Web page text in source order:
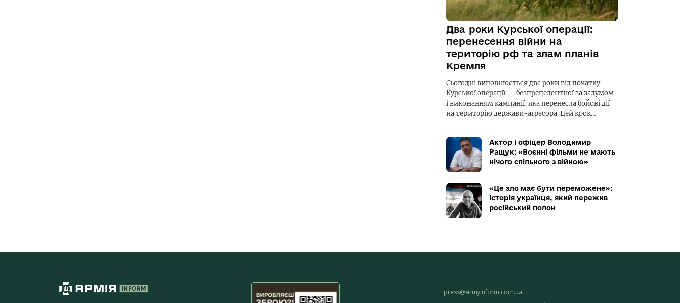
Два роки Курської операції:
перенесення війни на
територію рф та злам планів
Кремля
Сьогодні виповнюється два роки від початку
Курської операції — безпрецедентної за задумом
і виконанням кампанії, яка перенесла бойові дії
на територію держави-агресора. Цей крок…
Актор і офіцер Володимир
Ращук: «Воєнні фільми не мають
нічого спільного з війною»
«Це зло має бути переможене»:
історія українця, який пережив
російський полон
press@armyinform.com.ua